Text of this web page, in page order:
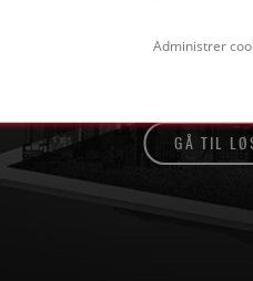
Administrer
GÅ TIL